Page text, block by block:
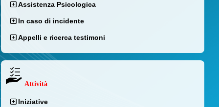
Assistenza Psicologica
In caso di incidente
Appelli e ricerca testimoni
Attività
Iniziative